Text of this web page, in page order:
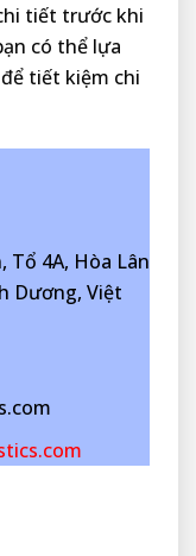
tiết trước khi
có thể lựa
tiết kiệm chi
Tổ 4A, Hòa Lân
Dương, Việt